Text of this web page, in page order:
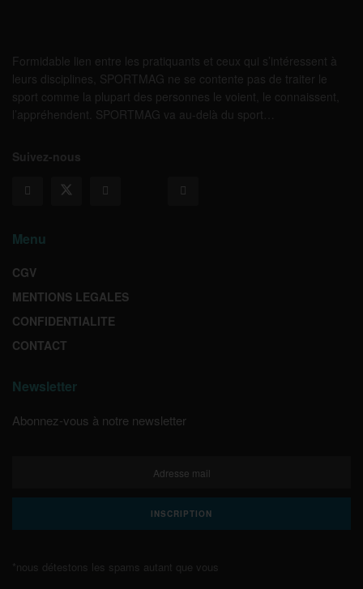
Formidable lien entre les pratiquants et ceux qui s’intéressent à
leurs disciplines, SPORTMAG ne se contente pas de traiter le
sport comme la plupart des personnes le voient, le connaissent,
l’appréhendent. SPORTMAG va au-delà du sport…
Suivez-nous
Menu
CGV
MENTIONS LEGALES
CONFIDENTIALITE
CONTACT
Newsletter
Abonnez-vous à notre newsletter
*nous détestons les spams autant que vous